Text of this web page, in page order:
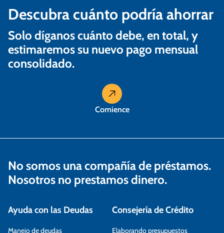
n
t
r
a
Descubra cuánto podría ahorrar
Solo díganos cuánto debe, en total, y
estimaremos su nuevo pago mensual
consolidado.
Comience
No somos una compañía de préstamos.
Nosotros no prestamos dinero.
Ayuda con las Deudas
Manejo de deudas
Consejería de Crédito
Elaborando presupuestos